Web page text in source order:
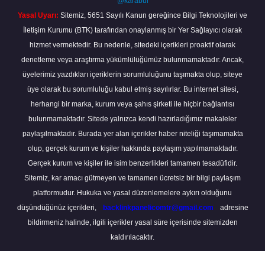
Yasal Uyarı: Sitemiz, 5651 Sayılı Kanun gereğince Bilgi Teknolojileri ve
İletişim Kurumu (BTK) tarafından onaylanmış bir Yer Sağlayıcı olarak
hizmet vermektedir. Bu nedenle, sitedeki içerikleri proaktif olarak
denetleme veya araştırma yükümlülüğümüz bulunmamaktadır. Ancak,
üyelerimiz yazdıkları içeriklerin sorumluluğunu taşımakta olup, siteye
üye olarak bu sorumluluğu kabul etmiş sayılırlar. Bu internet sitesi,
herhangi bir marka, kurum veya şahıs şirketi ile hiçbir bağlantısı
bulunmamaktadır. Sitede yalnızca kendi hazırladığımız makaleler
paylaşılmaktadır. Burada yer alan içerikler haber niteliği taşımamakta
olup, gerçek kurum ve kişiler hakkında paylaşım yapılmamaktadır.
Gerçek kurum ve kişiler ile isim benzerlikleri tamamen tesadüfidir.
Sitemiz, kar amacı gütmeyen ve tamamen ücretsiz bir bilgi paylaşım
platformudur. Hukuka ve yasal düzenlemelere aykırı olduğunu
düşündüğünüz içerikleri,
backlinkpanelicomtr@gmail.com
adresine
bildirmeniz halinde, ilgili içerikler yasal süre içerisinde sitemizden
kaldırılacaktır.